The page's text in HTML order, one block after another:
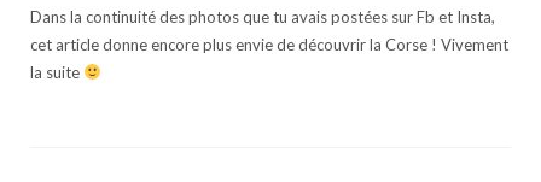
Dans la continuité des photos que tu avais postées sur Fb et Insta,
cet article donne encore plus envie de découvrir la Corse ! Vivement
la suite